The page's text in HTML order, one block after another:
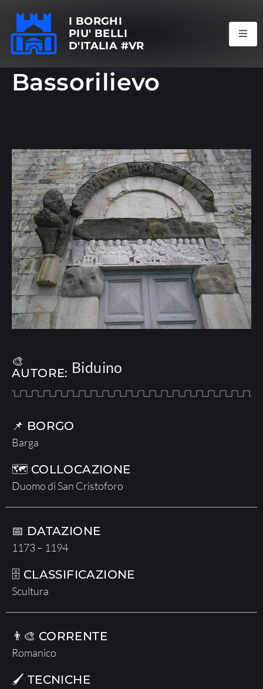
I BORGHI
PIU' BELLI
D'ITALIA #VR
Bassorilievo
🎨
AUTORE: Biduino
📌 BORGO
Barga
🗺 COLLOCAZIONE
Duomo di San Cristoforo
📅 DATAZIONE
1173 – 1194
🗄 CLASSIFICAZIONE
Scultura
👨‍🎨 CORRENTE
Romanico
🖌 TECNICHE